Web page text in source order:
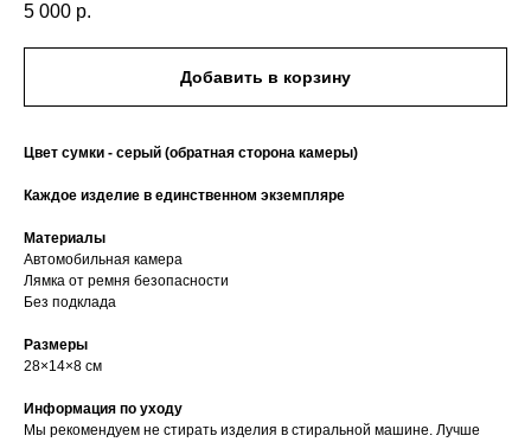
5 000 р.
Добавить в корзину
Цвет сумки - серый (обратная сторона камеры)
Каждое изделие в единственном экземпляре
Материалы
Автомобильная камера
Лямка от ремня безопасности
Без подклада
Размеры
28×14×8 см
Информация по уходу
Мы рекомендуем не стирать изделия в стиральной машине. Лучше